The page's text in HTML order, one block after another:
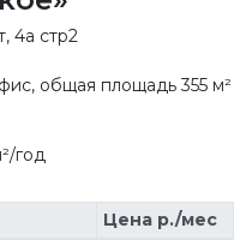
год
м²/год
(1 шт)